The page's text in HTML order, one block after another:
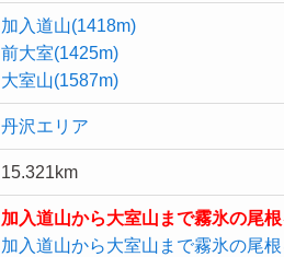
加入道山(1418m)
前大室(1425m)
大室山(1587m)
丹沢エリア
15.321km
加入道山から大室山まで霧氷の尾
加入道山から大室山まで霧氷の尾